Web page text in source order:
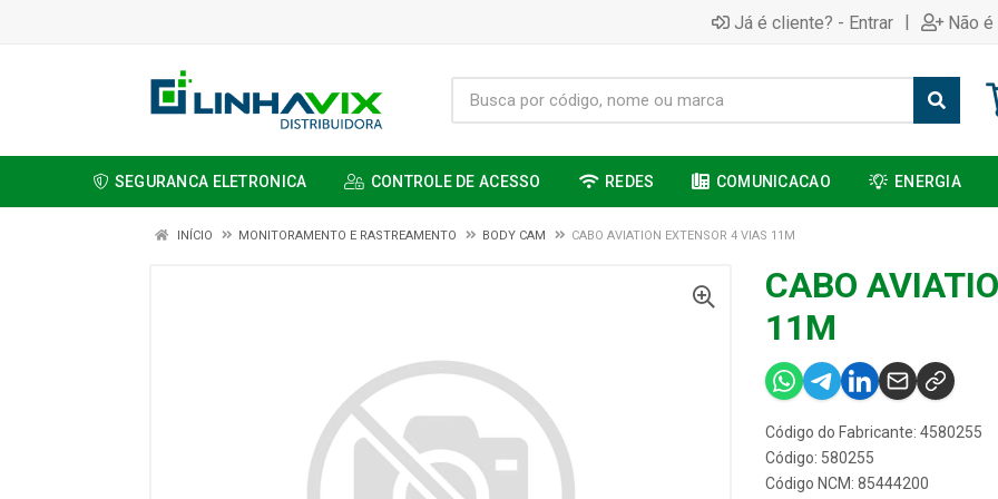
Já é cliente? - Entrar | Não
SEGURANCA ELETRONICA CONTROLE DE ACESSO REDES COMUNICACAO ENERGIA
INÍCIO MONITORAMENTO E RASTREAMENTO BODY CAM CABO AVIATION EXTENSOR 4 VIAS 11M
CABO
11M
Código do Fabricante: 4580255
Código: 580255
Código NCM: 85444200